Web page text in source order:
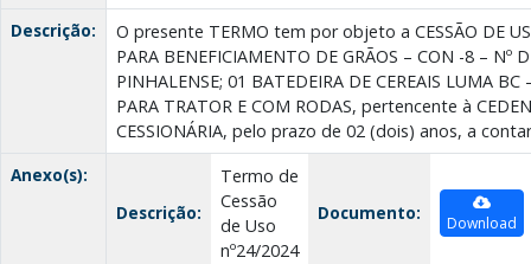
Descrição:
O presente TERMO tem por objeto a CESSÃO DE
PARA BENEFICIAMENTO DE GRÃOS – CON -8 – Nº
PINHALENSE; 01 BATEDEIRA DE CEREAIS LUMA BC
PARA TRATOR E COM RODAS, pertencente à
CESSIONÁRIA, pelo prazo de 02 (dois) anos, a
Anexo(s):
Descrição:
Termo de
Cessão
de Uso
nº24/2024
Documento: Download